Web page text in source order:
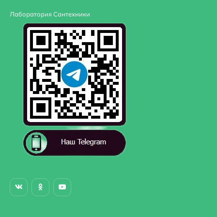
Угловая конструкция
Лаборатория Сантехники